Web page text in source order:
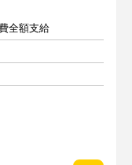
全額支給